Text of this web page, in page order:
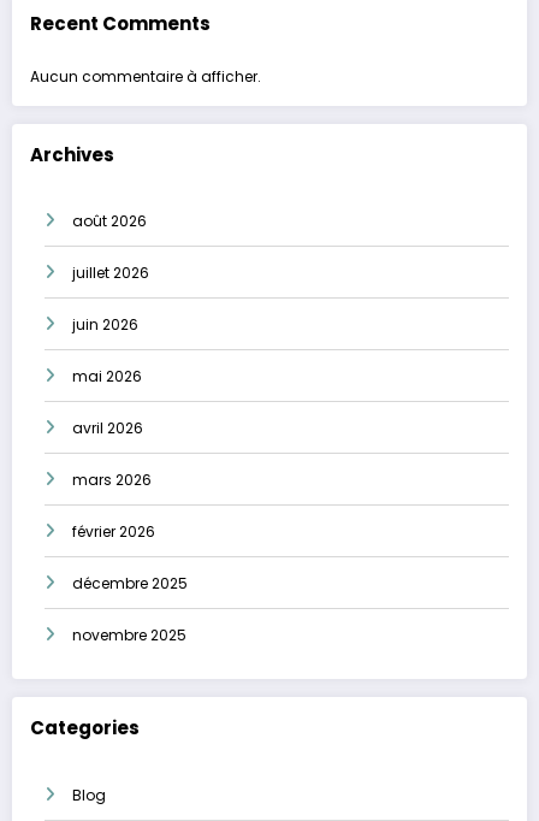
Recent Comments
Aucun commentaire à afficher.
Archives
août 2026
juillet 2026
juin 2026
mai 2026
avril 2026
mars 2026
février 2026
décembre 2025
novembre 2025
Categories
Blog